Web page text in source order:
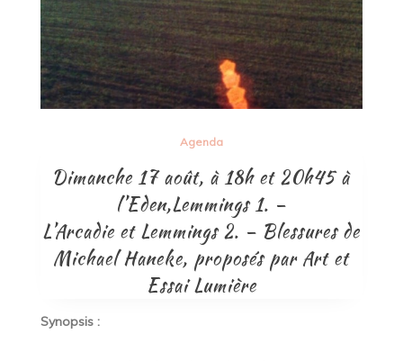
Agenda
Dimanche 17 août, à 18h et 20h45 à
l’Eden,Lemmings 1. –
L’Arcadie et Lemmings 2. – Blessures de
Michael Haneke, proposés par Art et
Essai Lumière
Synopsis :